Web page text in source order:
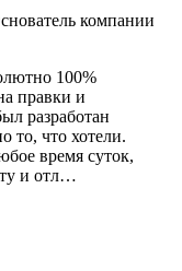
компании
100%
правки и
разработан
то, что хотели.
время суток,
и отл…